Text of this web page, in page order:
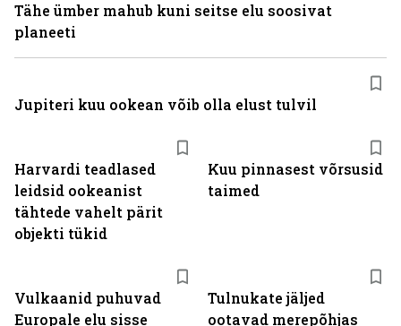
Harvardi teadlased
leidsid ookeanist
tähtede vahelt pärit
objekti tükid
Kuu pinnasest võrsusid
taimed
Vulkaanid puhuvad
Europale elu sisse
Tulnukate jäljed
ootavad merepõhjas
Tähe ümber mahub kuni seitse elu soosivat
planeeti
Jupiteri kuu ookean võib olla elust tulvil